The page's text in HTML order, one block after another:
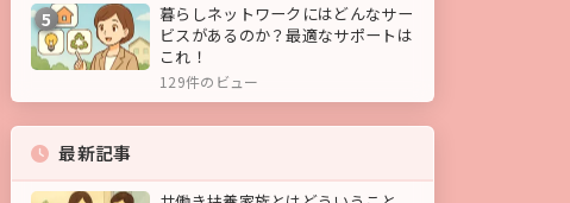
5
暮らしネットワークにはどんなサー
ビスがあるのか？最適なサポートは
これ！
129件のビュー
最新記事